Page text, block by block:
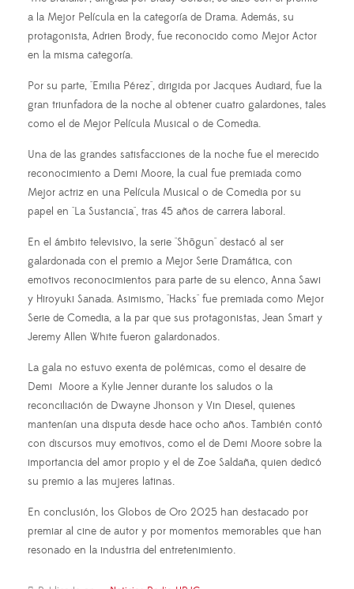
a la Mejor Película en la categoría de Drama. Además, su
protagonista, Adrien Brody, fue reconocido como Mejor Actor
en la misma categoría.
Por su parte, "Emilia Pérez", dirigida por Jacques Audiard, fue la
gran triunfadora de la noche al obtener cuatro galardones, tales
como el de Mejor Película Musical o de Comedia.
Una de las grandes satisfacciones de la noche fue el merecido
reconocimiento a Demi Moore, la cual fue premiada como
Mejor actriz en una Película Musical o de Comedia por su
papel en "La Sustancia", tras 45 años de carrera laboral.
En el ámbito televisivo, la serie "Shōgun" destacó al ser
galardonada con el premio a Mejor Serie Dramática, con
emotivos reconocimientos para parte de su elenco, Anna Sawi
y Hiroyuki Sanada. Asimismo, "Hacks" fue premiada como Mejor
Serie de Comedia, a la par que sus protagonistas, Jean Smart y
Jeremy Allen White fueron galardonados.
La gala no estuvo exenta de polémicas, como el desaire de
Demi Moore a Kylie Jenner durante los saludos o la
reconciliación de Dwayne Jhonson y Vin Diesel, quienes
mantenían una disputa desde hace ocho años. También contó
con discursos muy emotivos, como el de Demi Moore sobre la
importancia del amor propio y el de Zoe Saldaña, quien dedicó
su premio a las mujeres latinas.
En conclusión, los Globos de Oro 2025 han destacado por
premiar al cine de autor y por momentos memorables que han
resonado en la industria del entretenimiento.